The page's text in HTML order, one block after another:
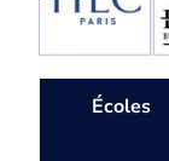
Écoles